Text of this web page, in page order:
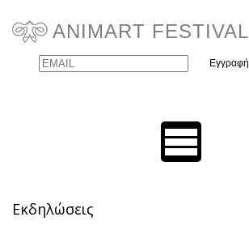
ANIMART FESTIVAL
Email Name
Εκδηλώσεις